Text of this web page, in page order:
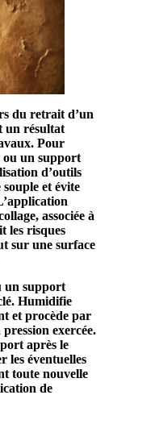
du retrait d’un
un résultat
Pour
ou un support
d’outils
souple et évite
associée à
les risques
sur une surface
un support
Humidifie
et procède par
exercée.
après le
les éventuelles
toute nouvelle
de